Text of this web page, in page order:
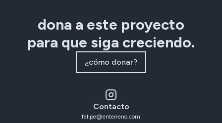
dona a este proyecto
para que siga creciendo.
¿cómo donar?
Contacto
felipe@enterreno.com